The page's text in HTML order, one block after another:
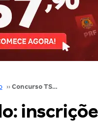
›› Concurso TSE Unificado: inscrições abrem nesta terça-feira!